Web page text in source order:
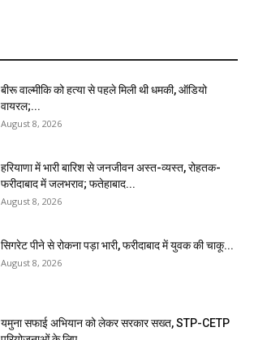
बीरू वाल्मीकि को हत्या से पहले मिली थी धमकी, ऑडियो
वायरल;...
August 8, 2026
हरियाणा में भारी बारिश से जनजीवन अस्त-व्यस्त, रोहतक-
फरीदाबाद में जलभराव; फतेहाबाद...
August 8, 2026
सिगरेट पीने से रोकना पड़ा भारी, फरीदाबाद में युवक की चाकू...
August 8, 2026
यमुना सफाई अभियान को लेकर सरकार सख्त, STP-CETP